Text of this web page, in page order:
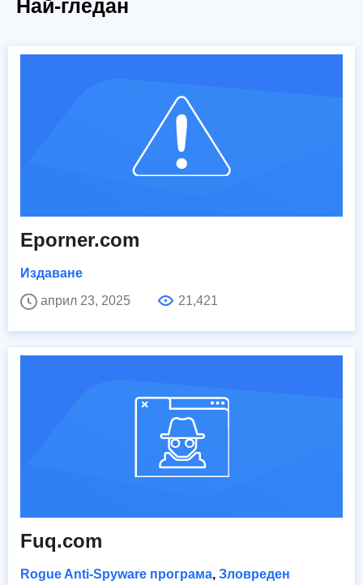
Най-гледан
Eporner.com
Издаване
април 23, 2025
21,421
Fuq.com
Rogue Anti-Spyware програма, Зловреден